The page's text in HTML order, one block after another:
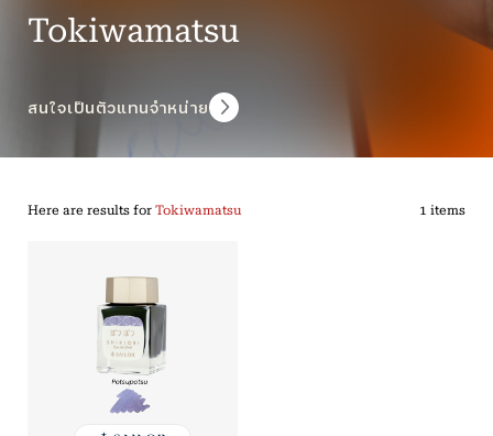
Tokiwamatsu
สนใจเป็นตัวแทนจำหน่าย
Here are results for Tokiwamatsu 1 items